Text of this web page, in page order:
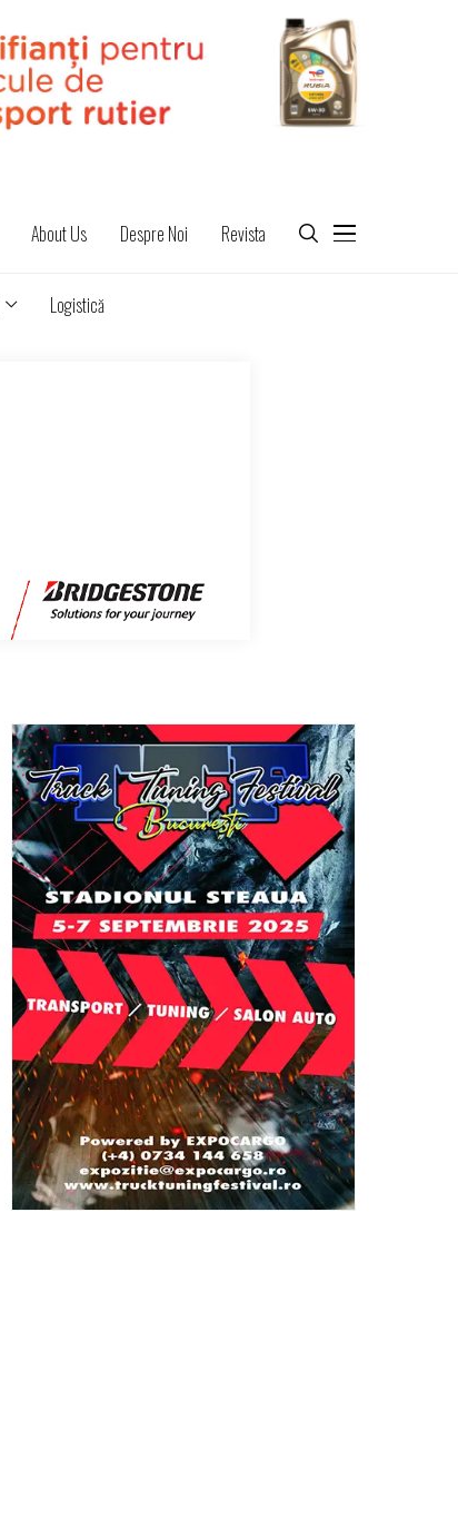
About Us Despre Noi Revista
Logistică